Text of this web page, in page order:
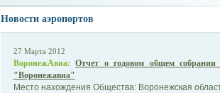
Новости аэропортов
27 Марта 2012
ВоронежАвиа: Отчет о годовом общем
"Воронежавиа"
Место нахождения Общества: Воронежская